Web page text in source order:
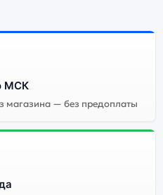
МСК
магазина — без предоплаты